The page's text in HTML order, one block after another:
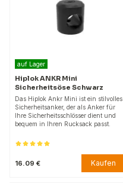
auf Lager
Hiplok ANKR Mini
Sicherheitsöse Schwarz
Das Hiplok Ankr Mini ist ein stilvolles
Sicherheitsanker, der als Anker für
Ihre Sicherheitsschlösser dient und
bequem in Ihren Rucksack passt.
16.09 € Kaufen